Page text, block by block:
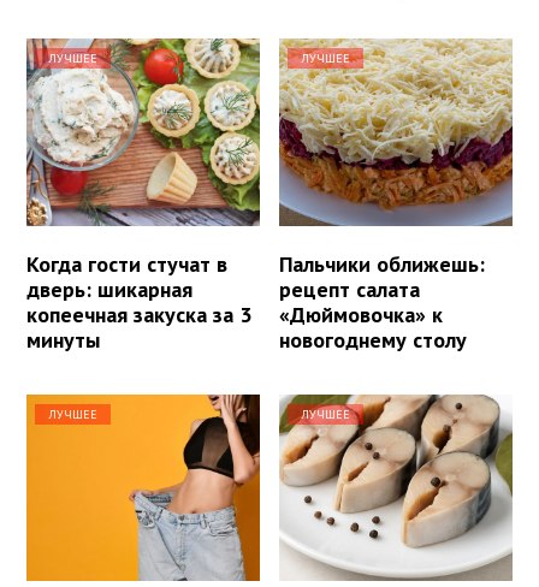
ЛУЧШЕЕ
Когда гости стучат в
дверь: шикарная
копеечная закуска за 3
минуты
ЛУЧШЕЕ
Пальчики оближешь:
рецепт салата
«Дюймовочка» к
новогоднему столу
ЛУЧШЕЕ ЛУЧШЕЕ